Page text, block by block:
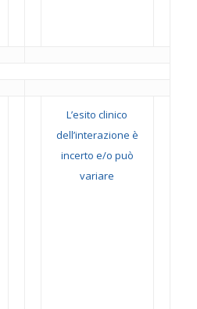
L’esito clinico
dell’interazione è
incerto e/o può
variare